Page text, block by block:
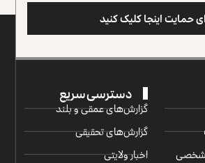
حمایت اینجا کلیک کنید
شخصی
دسترسی سریع
گزارش‌‌های عمقی و بلند
گزارش‌های تحقیقی
اخبار ولایتی